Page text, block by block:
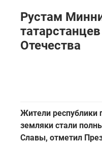
Рустам
Отечества
Жители республики
земляки стали
Славы, отметил